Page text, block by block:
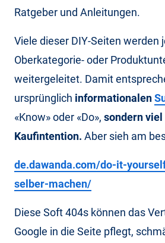
Ratgeber und Anleitungen.
Viele dieser DIY-Seiten werden
Oberkategorie- oder
weitergeleitet. Damit
ursprünglich informationalen
«Know» oder «Do», sondern
Kaufintention. Aber sieh am
de.dawanda.com/do-it-
selber-machen/
Diese Soft 404s können das
Google in die Seite pflegt,